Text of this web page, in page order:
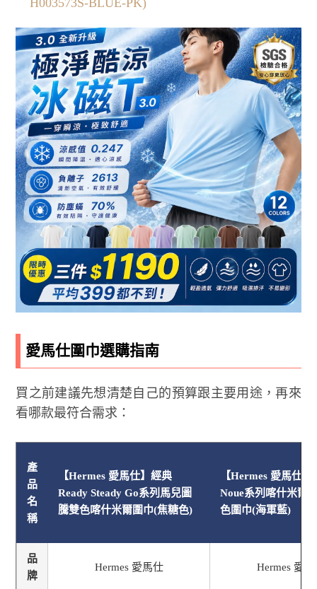
愛馬仕圍巾選購指南
買之前建議先想清楚自己的預算跟主要用途，再來
看哪款最符合需求：
產
品
名
稱
【Hermes 愛馬仕】經典
Ready Steady Go系列馬兒圖
騰雙色喀什米爾圍巾(焦糖色)
【Hermes 愛馬仕
Noue系列喀什米爾
色圍巾(海軍藍)
品
牌
Hermes 愛馬仕 Hermes 愛